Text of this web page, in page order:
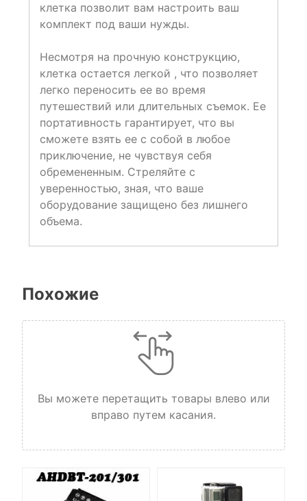
клетка позволит вам настроить ваш
комплект под ваши нужды.
Несмотря на прочную конструкцию,
клетка остается легкой , что позволяет
легко переносить ее во время
путешествий или длительных съемок. Ее
портативность гарантирует, что вы
сможете взять ее с собой в любое
приключение, не чувствуя себя
обремененным. Стреляйте с
уверенностью, зная, что ваше
оборудование защищено без лишнего
объема.
Похожие
Вы можете перетащить товары влево или
вправо путем касания.